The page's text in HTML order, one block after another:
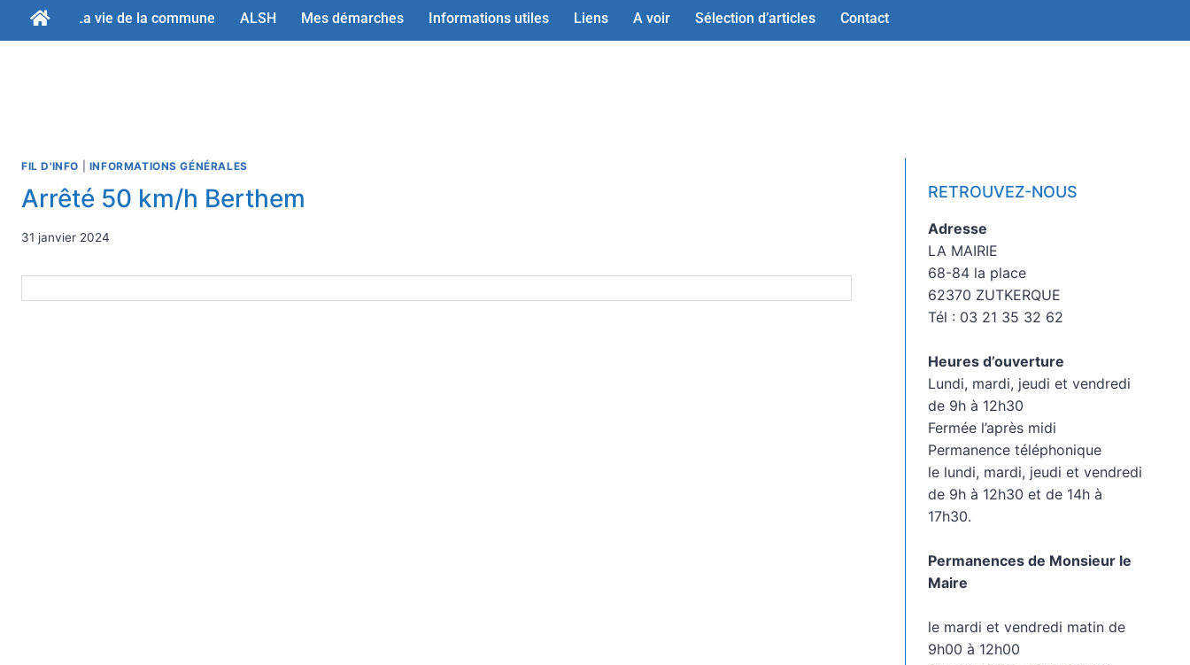
La vie de la commune ALSH Mes démarches Informations utiles Liens A voir Sélection d’articles Contact
FIL D'INFO INFORMATIONS GÉNÉRALES
Arrêté 50 km/h Berthem
31 janvier 2024
RETROUVEZ-NOUS
Adresse
LA MAIRIE
68-84 la place
62370 ZUTKERQUE
Tél : 03 21 35 32 62
Heures d’ouverture
Lundi, mardi, jeudi et vendredi
de 9h à 12h30
Fermée l’après midi
Permanence téléphonique
le lundi, mardi, jeudi et vendredi
de 9h à 12h30 et de 14h à
17h30.
Permanences de Monsieur le
Maire
le mardi et vendredi matin de
9h00 à 12h00